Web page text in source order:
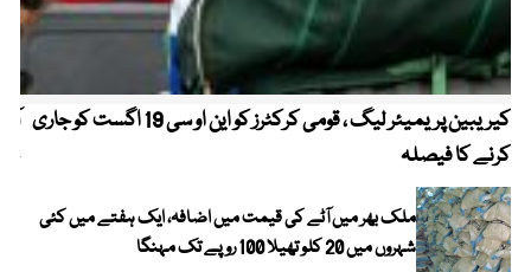
کیریبین پریمیئر لیگ ، قومی کرکٹرز کو این او سی 19 اگست کو جاری
کرنے کا فیصلہ
ملک بھر میں آٹے کی قیمت میں اضافہ، ایک ہفتے میں کئی
شہروں میں 20 کلو تھیلا 100 روپے تک مہنگا